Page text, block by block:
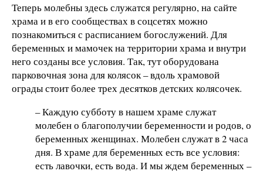
Теперь молебны здесь служатся регулярно, на сайте
храма и в его сообществах в соцсетях можно
познакомиться с расписанием богослужений. Для
беременных и мамочек на территории храма и внутри
него созданы все условия. Так, тут оборудована
парковочная зона для колясок – вдоль храмовой
ограды стоит более трех десятков детских колясочек.
– Каждую субботу в нашем храме служат
молебен о благополучии беременности и родов,о
беременных женщинах. Молебен служат в 2 часа
дня. В храме для беременных есть все условия:
есть лавочки, есть вода. И мы ждем беременных –